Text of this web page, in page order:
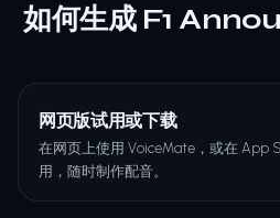
如何生成 F1
网页版试用或下载
在网页上使用 VoiceMate，或在 App
用，随时制作配音。